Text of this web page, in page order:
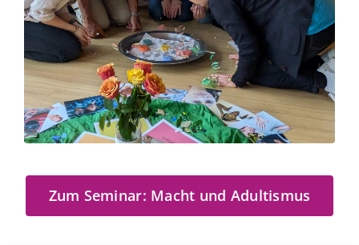
Zum Seminar: Macht und Adultismus